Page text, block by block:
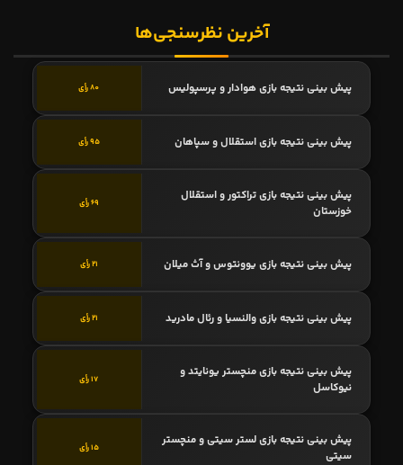
آخرین نظرسنجی‌ها
پیش بینی نتیجه بازی هوادار و پرسپولیس 80 رأی
پیش بینی نتیجه بازی استقلال و سپاهان 95 رأی
پیش بینی نتیجه بازی تراکتور و استقلال
خوزستان
69 رأی
پیش بینی نتیجه بازی یوونتوس و آث میلان 21 رأی
پیش بینی نتیجه بازی والنسیا و رئال مادرید 21 رأی
پیش بینی نتیجه بازی منچستر یونایتد و
نیوکاسل
17 رأی
پیش بینی نتیجه بازی لستر سیتی و منچستر
سیتی
15 رأی